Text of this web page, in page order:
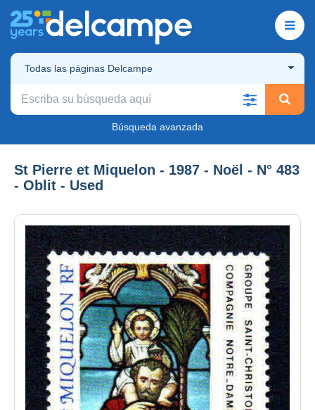
Todas las páginas Delcampe
Búsqueda avanzada
St Pierre et Miquelon - 1987 - Noël - N° 483
- Oblit - Used